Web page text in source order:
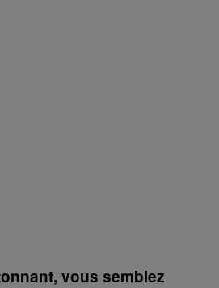
vous semblez